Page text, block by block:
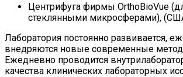
Центрифуга фирмы OrthoBioVue
стеклянными микросферами),
Лаборатория постоянно развивается,
внедряются новые современные
Ежедневно проводится
качества клинических лабораторных